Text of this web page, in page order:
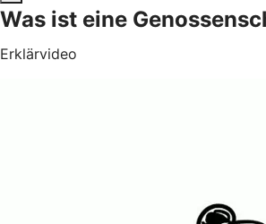
Was ist eine
Erklärvideo